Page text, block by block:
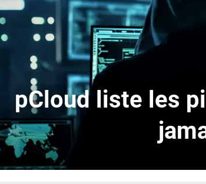
pCloud liste les